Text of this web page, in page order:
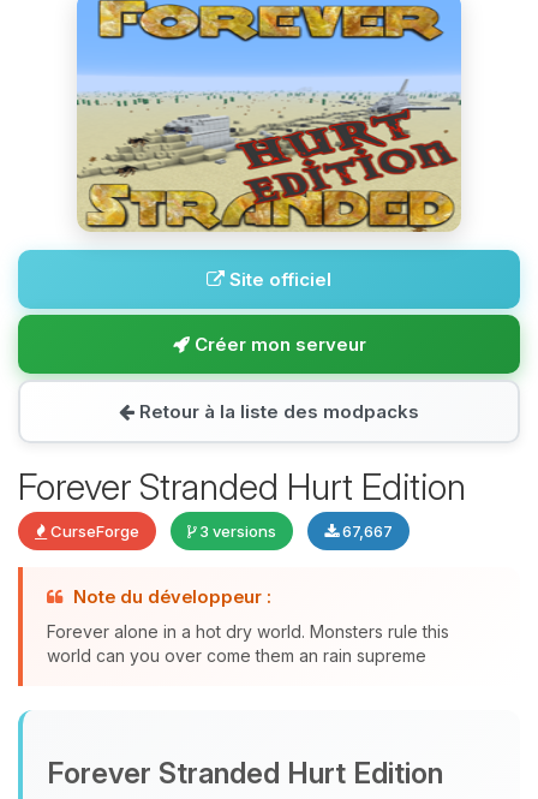
Site officiel
Créer mon serveur
Retour à la liste des modpacks
Forever Stranded Hurt Edition
CurseForge 3 versions 67,667
Note du développeur :
Forever alone in a hot dry world. Monsters rule this
world can you over come them an rain supreme
Forever Stranded Hurt Edition
parler ! Moi c’est Choupy, ton petit
assistant BoxToPlay. Dis-moi ce dont